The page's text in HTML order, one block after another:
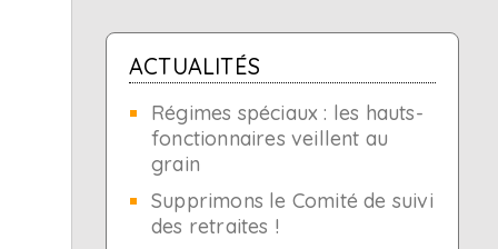
ACTUALITÉS
Régimes spéciaux : les hauts-
fonctionnaires veillent au
grain
Supprimons le Comité de suivi
des retraites !